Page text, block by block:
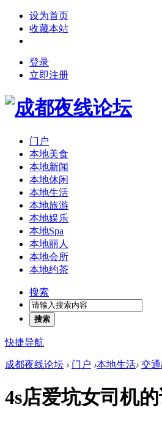
设为首页
收藏本站
登录
立即注册
门户
本地美食
本地新闻
本地休闲
本地生活
本地旅游
本地娱乐
本地Spa
本地丽人
本地会所
本地约茶
搜索
搜索
快捷导航
成都夜线论坛 › 门户 ›本地生活› 交
4s店爱坑女司机